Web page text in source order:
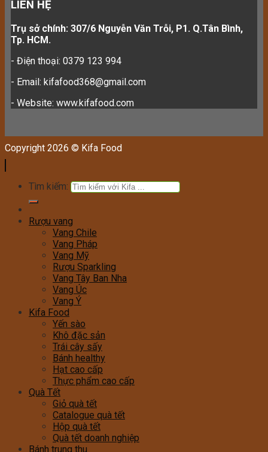
LIÊN HỆ
Trụ sở chính: 307/6 Nguyễn Văn Trỗi, P1. Q.Tân Bình,
Tp. HCM.
- Điện thoại: 0379 123 994
- Email: kifafood368@gmail.com
- Website: www.kifafood.com
Copyright 2026 © Kifa Food
Tìm kiếm:
Rượu vang
Vang Chile
Vang Pháp
Vang Mỹ
Rượu Sparkling
Vang Tây Ban Nha
Vang Úc
Vang Ý
Kifa Food
Yến sào
Khô đặc sản
Trái cây sấy
Bánh healthy
Hạt cao cấp
Thực phẩm cao cấp
Quà Tết
Giỏ quà tết
Catalogue quà tết
Hộp quà tết
Quà tết doanh nghiệp
Bánh trung thu